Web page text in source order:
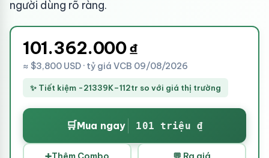
người dùng rõ ràng.
101.362.000₫
≈ $3,800 USD · tỷ giá VCB 09/08/2026
✨ Tiết kiệm -21339K–112tr so với giá thị trường
🛒Mua ngay 101 triệu ₫